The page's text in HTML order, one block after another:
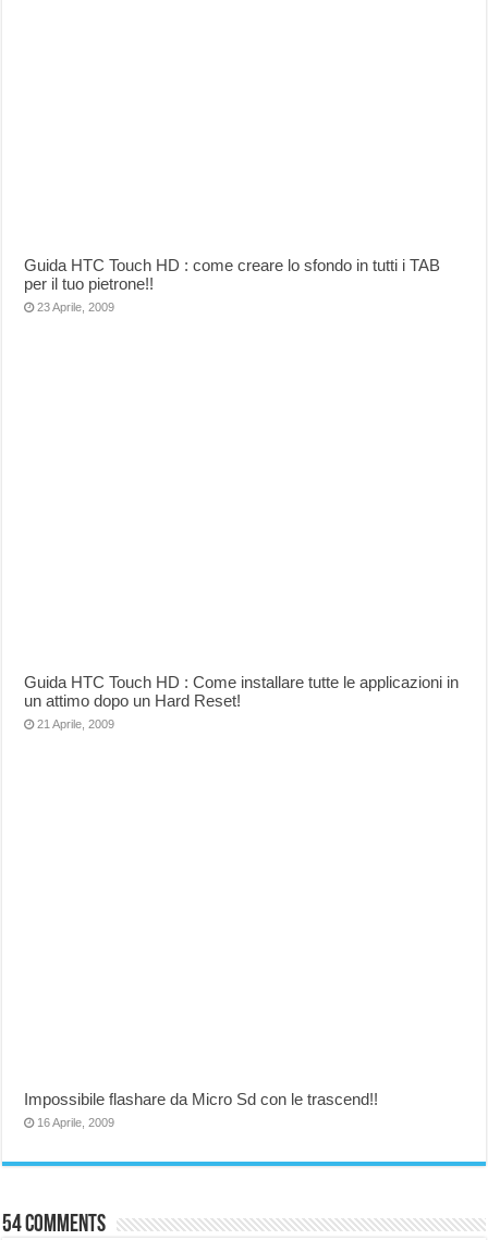
Guida HTC Touch HD : come creare lo sfondo in tutti i TAB
per il tuo pietrone!!
23 Aprile, 2009
Guida HTC Touch HD : Come installare tutte le applicazioni in
un attimo dopo un Hard Reset!
21 Aprile, 2009
Impossibile flashare da Micro Sd con le trascend!!
16 Aprile, 2009
54 comments